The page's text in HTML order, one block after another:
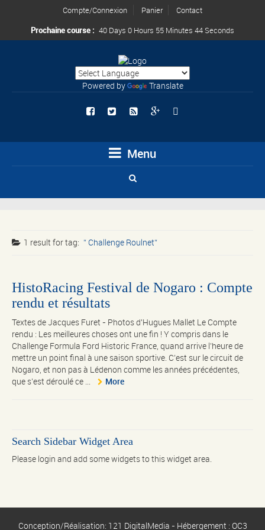
Compte/Connexion Panier
Contact
Prochaine course : 40 Days 0 Hours 55 Minutes 44 Seconds
Powered by Translate
Menu
1 result fortag: Challenge Roulnet
HistoRacing Festival de Nogaro : Compte
rendu et résultats
Textes de Jacques Furet - Photos d'Hugues Mallet Le Compte
rendu : Les meilleures choses ont une fin ! Y compris dans le
Challenge Formula Ford Historic France, quand arrive l’heure de
mettre un point final à une saison sportive. C’est sur le circuit de
Nogaro, et non pas à Lédenon comme les années précédentes,
que s’est déroulé ce ...
More
Search Sidebar Widget Area
Please login and add some widgets to this widget area.
Conception/Réalisation: 121 DigitalMedia - Hébergement : OC3